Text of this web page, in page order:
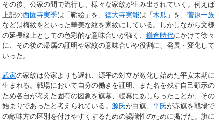
その後、公家の間で流行し、様々な家紋が生み出されていく。例えば
上記の西園寺実季は「鞘絵」を、 徳大寺実能は「木瓜 」を、 菅原一族
などは梅紋をといった華美な紋を家紋にしている。しかしながら文様
の延長線上としての色彩的な意味合いが強く、 鎌倉時代にかけて徐々
に、その後の帰属の証明や家紋の意味合いや役割に、発展・変化して
いった。
武家の家紋は公家よりも遅れ、源平の対立が激化し始めた平安末期に
生まれる。戦場において自分の働きを証明、また名を残す自己顕示の
ため各自が考えた固有の図象を旗幕、幔幕にあしらったことが、その
始まりであったと考えられている。 源氏が白旗、 平氏が赤旗を戦場で
の敵味方の区別を付けやすくするための認識性のために掲げた。旗に